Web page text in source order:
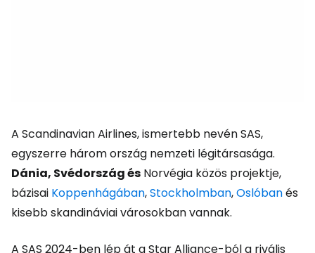
A Scandinavian Airlines, ismertebb nevén SAS,
egyszerre három ország nemzeti légitársasága.
Dánia, Svédország és Norvégia közös projektje,
bázisai Koppenhágában,Stockholmban,Oslóbanés
kisebb skandináviai városokban vannak.
A SAS 2024-ben lép át a Star Alliance-ból a rivális